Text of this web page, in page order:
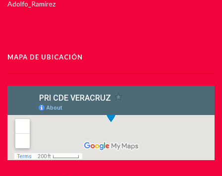
Adolfo_Ramirez
MAPA DE UBICACIÓN